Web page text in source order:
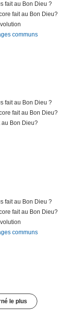
fait au Bon Dieu ?
fait au Bon Dieu?
communs
fait au Bon Dieu ?
fait au Bon Dieu?
au Bon Dieu?
fait au Bon Dieu ?
fait au Bon Dieu?
communs
le plus